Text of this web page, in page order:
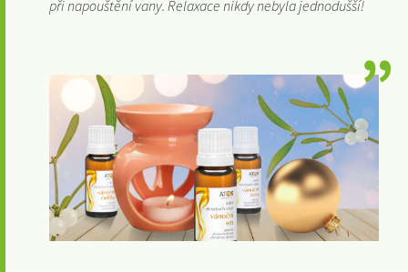
při napouštění vany. Relaxace nikdy nebyla jednodušší!